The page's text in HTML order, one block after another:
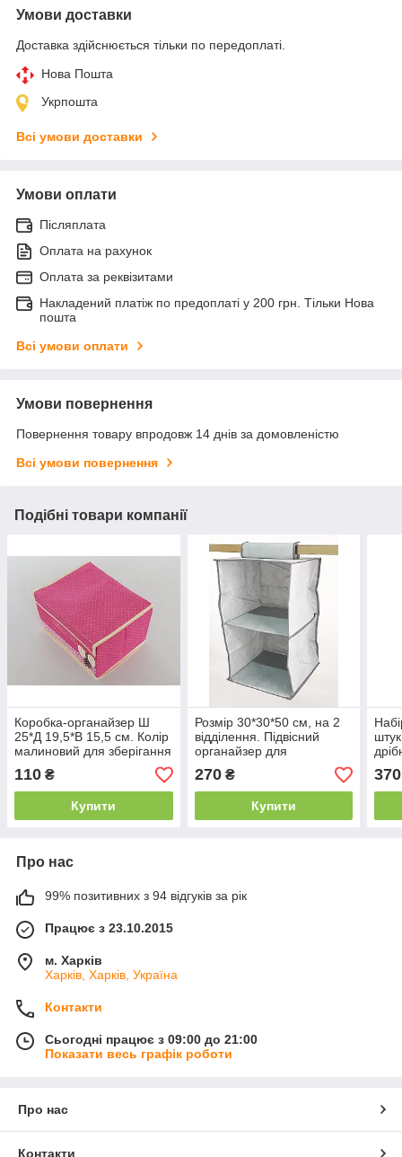
Умови доставки
Доставка здійснюється тільки по передоплаті.
Нова Пошта
Укрпошта
Всі умови доставки
Умови оплати
Післяплата
Оплата на рахунок
Оплата за реквізитами
Накладений платіж по предоплаті у 200 грн. Тільки Нова
пошта
Всі умови оплати
Умови повернення
Повернення товару впродовж 14 днів за домовленістю
Всі умови повернення
Подібні товари компанії
Коробка-органайзер Ш
25*Д 19,5*В 15,5 см. Колір
малиновий для зберігання
одягу, взуття чи невеликих
предметів
110 ₴
Купити
Розмір 30*30*50 см, на 2
відділення. Підвісний
органайзер для
зберігання сірого кольору.
270₴
Купити
370
Про нас
99% позитивних з 94 відгуків за рік
Працює з 23.10.2015
м. Харків
Харків, Харків, Україна
Контакти
Сьогодні працює з 09:00 до 21:00
Показати весь графік роботи
Про нас
Контакти